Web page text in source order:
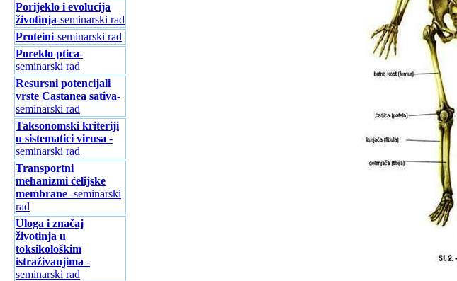
Porijeklo i evolucija
životinja-seminarski rad
Proteini-seminarski rad
Poreklo ptica-
seminarski rad
Resursni potencijali
vrste Castanea sativa-
seminarski rad
Taksonomski kriteriji
u sistematici virusa -
seminarski rad
Transportni
mehanizmi ćelijske
membrane -seminarski
rad
Uloga i značaj
životinja u
toksikološkim
istraživanjima -
seminarski rad